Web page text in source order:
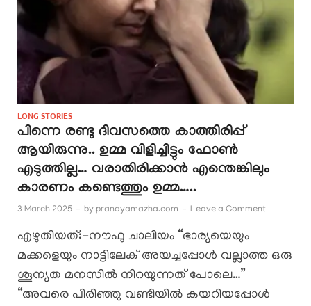
LONG STORIES
പിന്നെ രണ്ടു ദിവസത്തെ കാത്തിരിപ്പ്
ആയിരുന്നു.. ഉമ്മ വിളിച്ചിട്ടും ഫോൺ
എടുത്തില്ല… വരാതിരിക്കാൻ എന്തെങ്കിലും
കാരണം കണ്ടെത്തും ഉമ്മ…..
3 March 2025 - by pranayamazha.com - Leave a Comment
എഴുതിയത്:-നൗഫു ചാലിയം “ഭാര്യയെയും
മക്കളെയും നാട്ടിലേക് അയച്ചപ്പോൾ വല്ലാത്ത ഒരു
ശൂന്യത മനസിൽ നിറയുന്നത് പോലെ…”
“അവരെ പിരിഞ്ഞു വണ്ടിയിൽ കയറിയപ്പോൾ